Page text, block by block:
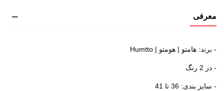
معرفی
- برند: هامتو | هومتو | Humtto
- در 2 رنگ
- سایز بندی: 36 تا 41